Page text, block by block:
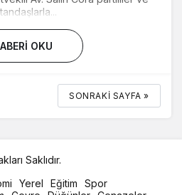
OKU
SONRAKI SAYFA »
Saklıdır.
Yerel Eğitim
Spor